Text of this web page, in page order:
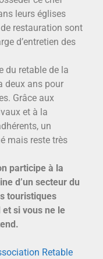
leurs églises
restauration sont
d’entretien des
du retable de la
deux ans pour
Grâce aux
et à la
un
mais reste très
participe à la
d’un secteur du
touristiques
si vous ne le
Retable